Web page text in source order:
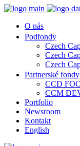
O nás
Podfondy
Czech
Czech
Czech
Partnerské fondy
CCD
CCM
Portfolio
Newsroom
Kontakt
English